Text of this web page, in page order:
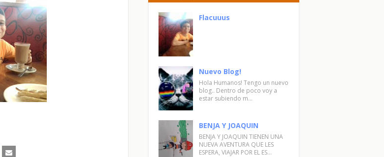
Flacuuus
Nuevo Blog!
Hola Humanos! Tengo un nuevo
blog.. Dentro de poco voy a
estar subiendo m…
BENJA Y JOAQUIN
BENJA Y JOAQUIN TIENEN UNA
NUEVA AVENTURA QUE LES
ESPERA, VIAJAR POR EL ES…